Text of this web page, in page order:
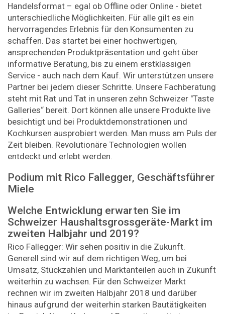
Handelsformat – egal ob Offline oder Online - bietet
unterschiedliche Möglichkeiten. Für alle gilt es ein
hervorragendes Erlebnis für den Konsumenten zu
schaffen. Das startet bei einer hochwertigen,
ansprechenden Produktpräsentation und geht über
informative Beratung, bis zu einem erstklassigen
Service - auch nach dem Kauf. Wir unterstützen unsere
Partner bei jedem dieser Schritte. Unsere Fachberatung
steht mit Rat und Tat in unseren zehn Schweizer "Taste
Galleries“ bereit. Dort können alle unsere Produkte live
besichtigt und bei Produktdemonstrationen und
Kochkursen ausprobiert werden. Man muss am Puls der
Zeit bleiben. Revolutionäre Technologien wollen
entdeckt und erlebt werden.
Podium mit Rico Fallegger, Geschäftsführer
Miele
Welche Entwicklung erwarten Sie im
Schweizer Haushaltsgrossgeräte-Markt im
zweiten Halbjahr und 2019?
Rico Fallegger: Wir sehen positiv in die Zukunft.
Generell sind wir auf dem richtigen Weg, um bei
Umsatz, Stückzahlen und Marktanteilen auch in Zukunft
weiterhin zu wachsen. Für den Schweizer Markt
rechnen wir im zweiten Halbjahr 2018 und darüber
hinaus aufgrund der weiterhin starken Bautätigkeiten